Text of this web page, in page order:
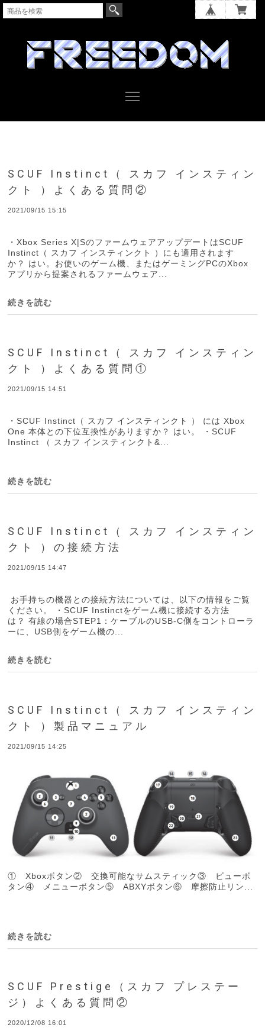
SCUF Instinct（ スカフ インスティン
クト ）よくある質問②
2021/09/15 15:15
・Xbox Series X|SのファームウェアアップデートはSCUF
Instinct（ スカフ インスティンクト ）にも適用されます
か？ はい。お使いのゲーム機、またはゲーミングPCのXbox
アプリから提案されるファームウェア...
続きを読む
SCUF Instinct（ スカフ インスティン
クト ）よくある質問①
2021/09/15 14:51
・SCUF Instinct（ スカフ インスティンクト ） には Xbox
One 本体との下位互換性がありますか？ はい。 ・SCUF
Instinct （ スカフ インスティンクト&...
続きを読む
SCUF Instinct（ スカフ インスティン
クト ）の接続方法
2021/09/15 14:47
お手持ちの機器との接続方法については、以下の情報をご覧
ください。 ・SCUF Instinctをゲーム機に接続する方法
は？ 有線の場合STEP1：ケーブルのUSB-C側をコントローラ
ーに、USB側をゲーム機の...
続きを読む
SCUF Instinct（ スカフ インスティン
クト ）製品マニュアル
2021/09/15 14:25
① Xboxボタン② 交換可能なサムスティック③ ビューボ
タン④ メニューボタン⑤ ABXYボタン⑥ 摩擦防止リン...
続きを読む
SCUF Prestige（スカフ プレステー
ジ）よくある質問②
2020/12/08 16:01